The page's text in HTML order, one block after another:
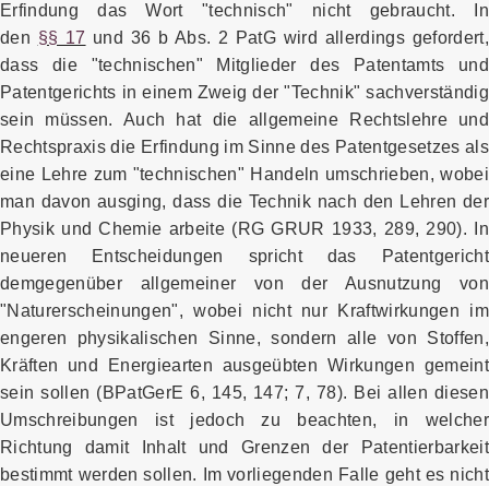
Erfindung das Wort "technisch" nicht gebraucht. In
den §§ 17 und 36 b Abs. 2 PatG wird allerdings gefordert,
dass die "technischen" Mitglieder des Patentamts und
Patentgerichts in einem Zweig der "Technik" sachverständig
sein müssen. Auch hat die allgemeine Rechtslehre und
Rechtspraxis die Erfindung im Sinne des Patentgesetzes als
eine Lehre zum "technischen" Handeln umschrieben, wobei
man davon ausging, dass die Technik nach den Lehren der
Physik und Chemie arbeite (RG GRUR 1933, 289, 290). In
neueren Entscheidungen spricht das Patentgericht
demgegenüber allgemeiner von der Ausnutzung von
"Naturerscheinungen", wobei nicht nur Kraftwirkungen im
engeren physikalischen Sinne, sondern alle von Stoffen,
Kräften und Energiearten ausgeübten Wirkungen gemeint
sein sollen (BPatGerE 6, 145, 147; 7, 78). Bei allen diesen
Umschreibungen ist jedoch zu beachten, in welcher
Richtung damit Inhalt und Grenzen der Patentierbarkeit
bestimmt werden sollen. Im vorliegenden Falle geht es nicht